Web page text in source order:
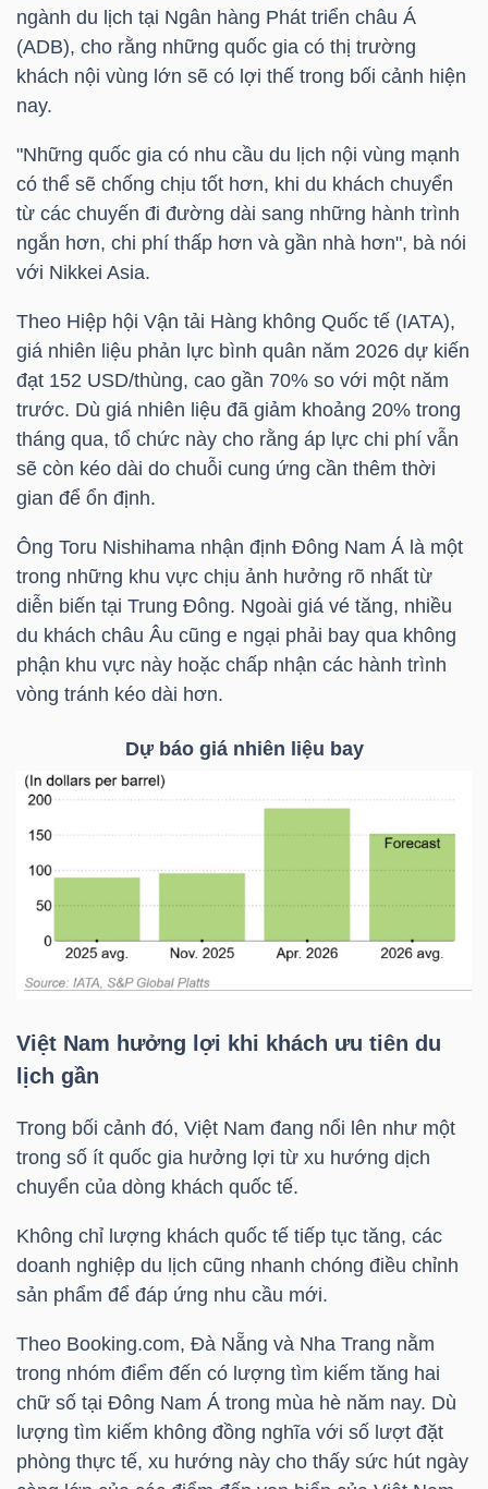
ngành du lịch tại Ngân hàng Phát triển châu Á
(ADB), cho rằng những quốc gia có thị trường
khách nội vùng lớn sẽ có lợi thế trong bối cảnh hiện
nay.
"Những quốc gia có nhu cầu du lịch nội vùng mạnh
có thể sẽ chống chịu tốt hơn, khi du khách chuyển
từ các chuyến đi đường dài sang những hành trình
ngắn hơn, chi phí thấp hơn và gần nhà hơn", bà nói
với Nikkei Asia.
Theo Hiệp hội Vận tải Hàng không Quốc tế (IATA),
giá nhiên liệu phản lực bình quân năm 2026 dự kiến
đạt 152 USD/thùng, cao gần 70% so với một năm
trước. Dù giá nhiên liệu đã giảm khoảng 20% trong
tháng qua, tổ chức này cho rằng áp lực chi phí vẫn
sẽ còn kéo dài do chuỗi cung ứng cần thêm thời
gian để ổn định.
Ông Toru Nishihama nhận định Đông Nam Á là một
trong những khu vực chịu ảnh hưởng rõ nhất từ
diễn biến tại Trung Đông. Ngoài giá vé tăng, nhiều
du khách châu Âu cũng e ngại phải bay qua không
phận khu vực này hoặc chấp nhận các hành trình
vòng tránh kéo dài hơn.
Dự báo giá nhiên liệu bay
Việt Nam hưởng lợi khi khách ưu tiên du
lịch gần
Trong bối cảnh đó, Việt Nam đang nổi lên như một
trong số ít quốc gia hưởng lợi từ xu hướng dịch
chuyển của dòng khách quốc tế.
Không chỉ lượng khách quốc tế tiếp tục tăng, các
doanh nghiệp du lịch cũng nhanh chóng điều chỉnh
sản phẩm để đáp ứng nhu cầu mới.
Theo Booking.com, Đà Nẵng và Nha Trang nằm
trong nhóm điểm đến có lượng tìm kiếm tăng hai
chữ số tại Đông Nam Á trong mùa hè năm nay. Dù
lượng tìm kiếm không đồng nghĩa với số lượt đặt
phòng thực tế, xu hướng này cho thấy sức hút ngày
SINH
TRÁI
CÔNG
CỤ
TRUY
XUẤT
DỮ
Ngành
VS-
SECTOR
LƯỢNG
VẬT
LIỆU
NGHIỆP
TIÊU
DÙNG
KHÔNG
THIẾT